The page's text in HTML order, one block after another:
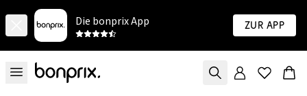
Die bonprix App Zur App